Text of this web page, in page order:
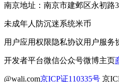
南京地址：南京市建邺区永初路
未成年人防沉迷系统米币
用户应用权限隐私协议用户服务
开发者平台微信公众号微博主页
@wali.com京ICP证110335号 京